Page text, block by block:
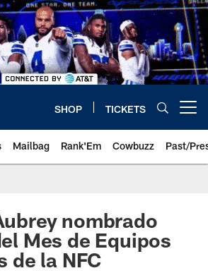
SHOP TICKETS
Mailbag Rank'Em Cowbuzz Past/
nombrado
Mes de Equipos
de la NFC